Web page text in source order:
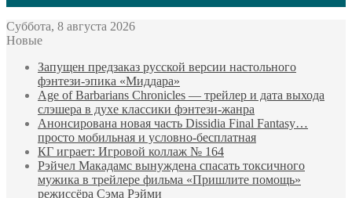
Суббота, 8 августа 2026
Новые
Запущен предзаказ русской версии настольного
фэнтези-эпика «Миддара»
Age of Barbarians Chronicles — трейлер и дата выхода
слэшера в духе классики фэнтези-жанра
Анонсирована новая часть Dissidia Final Fantasy…
просто мобильная и условно-бесплатная
КГ играет: Игровой коллаж № 164
Рэйчел Макадамс вынуждена спасать токсичного
мужика в трейлере фильма «Пришлите помощь»
режиссёра Сэма Рэйми